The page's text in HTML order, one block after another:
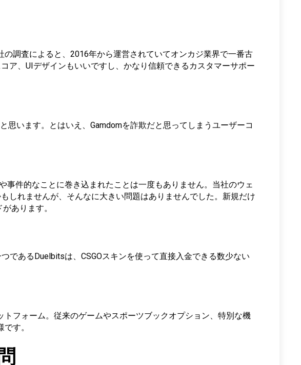
調査によると、2016年から運営されていてオンカジ業界で一番古
ア、UIデザインもいいですし、かなり信頼できるカスタマーサポー
います。とはいえ、Gamdomを詐欺だと思ってしまうユーザーコ
事件的なことに巻き込まれたことは一度もありません。当社のウェ
しれませんが、そんなに大きい問題はありませんでした。新規だけ
あります。
であるDuelbitsは、CSGOスキンを使って直接入金できる数少ない
フォーム。従来のゲームやスポーツブックオプション、特別な機
す。